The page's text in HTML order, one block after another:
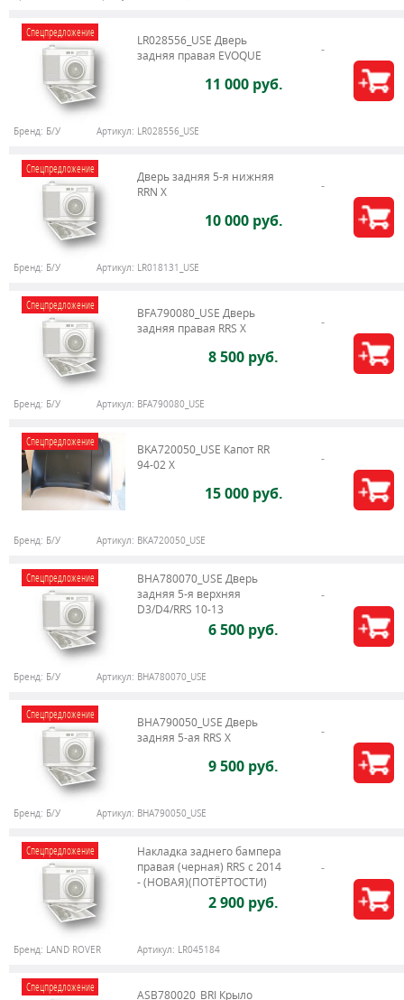
Спецпредложение
LR028556_USE Дверь
задняя правая EVOQUE
11 000 руб.
Бренд: Б/У Артикул: LR028556_USE
Спецпредложение
Дверь задняя 5-я нижняя
RRN X
10 000 руб.
Бренд: Б/У Артикул: LR018131_USE
Спецпредложение
BFA790080_USE Дверь
задняя правая RRS X
8 500 руб.
Бренд: Б/У Артикул: BFA790080_USE
Спецпредложение
BKA720050_USE Капот RR
94-02 X
15 000 руб.
Бренд: Б/У Артикул: BKA720050_USE
Спецпредложение
BHA780070_USE Дверь
задняя 5-я верхняя
D3/D4/RRS 10-13
6 500 руб.
Бренд: Б/У Артикул: BHA780070_USE
Спецпредложение
BHA790050_USE Дверь
задняя 5-ая RRS X
9 500 руб.
Бренд: Б/У Артикул: BHA790050_USE
Спецпредложение
Накладка заднего бампера
правая (черная) RRS c 2014
- (НОВАЯ)(ПОТЁРТОСТИ)
2 900 руб.
Бренд: LAND ROVER Артикул: LR045184
Спецпредложение
ASB780020_BRI Крыло